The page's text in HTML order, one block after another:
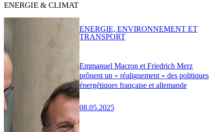
ENERGIE & CLIMAT
Emmanuel Macron et Friedrich Merz
prônent un « réalignement » des politiques
énergétiques française et allemande
08.05.2025
ENERGIE, ENVIRONNEMENT ET
TRANSPORT